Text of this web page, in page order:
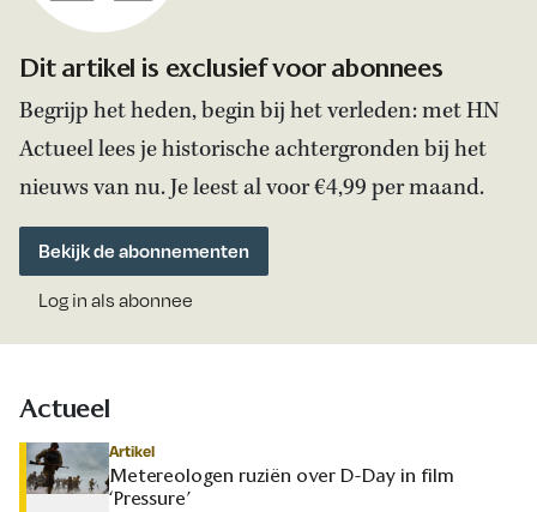
Dit artikel is exclusief voor abonnees
Begrijp het heden, begin bij het verleden: met HN
Actueel lees je historische achtergronden bij het
nieuws van nu. Je leest al voor €4,99 per maand.
Bekijk de abonnementen
Log in als abonnee
Actueel
Artikel
Metereologen ruziën over D-Day in film
‘Pressure’